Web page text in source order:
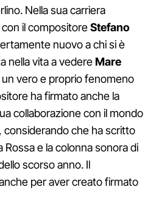
Nella sua carriera
il compositoreStefano
nuovo a chi si è
nella vita a vedereMare
vero e proprio fenomeno
ha firmato anche la
collaborazione con il mondo
considerando che ha scritto
e la colonna sonora di
scorso anno. Il
per aver creato firmato